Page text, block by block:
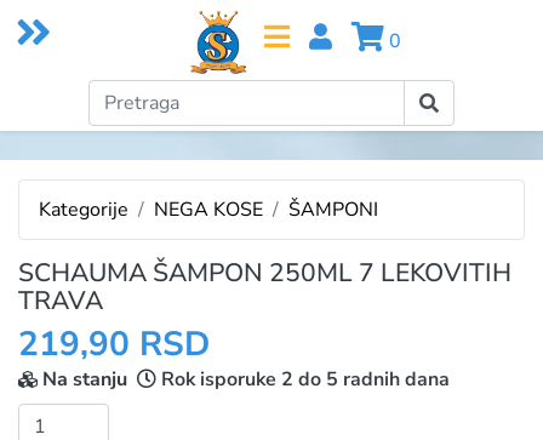
0
Kategorije NEGA KOSE ŠAMPONI
SCHAUMA ŠAMPON 250ML 7 LEKOVITIH
TRAVA
219,90 RSD
Na stanju
Rok isporuke 2 do 5 radnih dana